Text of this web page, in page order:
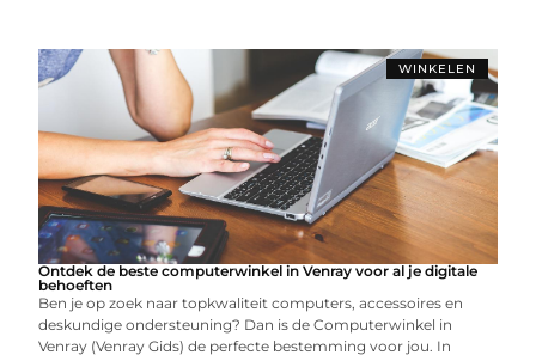
WINKELEN
Ontdek de beste computerwinkel in Venray voor al je digitale
behoeften
Ben je op zoek naar topkwaliteit computers, accessoires en
deskundige ondersteuning? Dan is de Computerwinkel in
Venray (Venray Gids) de perfecte bestemming voor jou. In